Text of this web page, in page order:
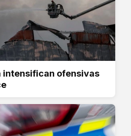
intensifican ofensivas